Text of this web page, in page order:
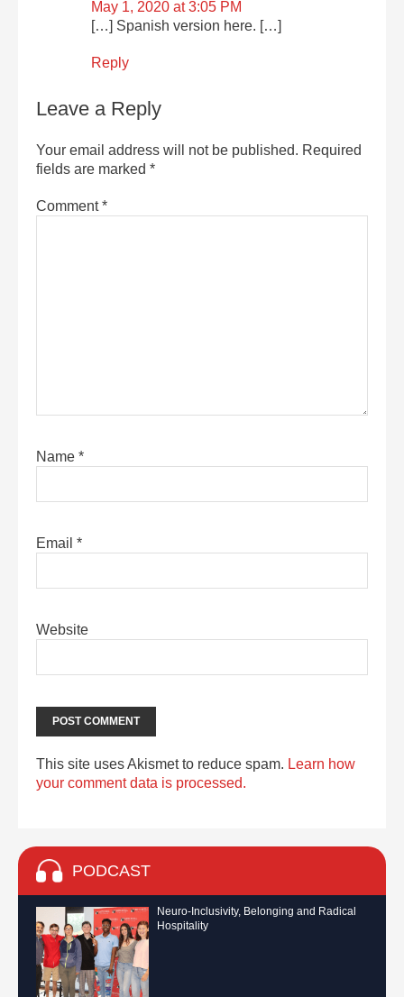
May 1, 2020 at 3:05 PM
[…] Spanish version here. […]
Reply
Leave a Reply
Your email address will not be published. Required
fields are marked *
Comment*
Name *
Email *
Website
This site uses Akismet to reduce spam. Learn how
your comment data is processed.
PODCAST
Neuro-Inclusivity, Belonging and Radical
Hospitality